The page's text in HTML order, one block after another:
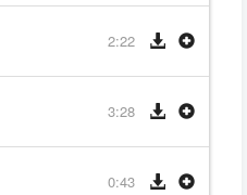
2:22
3:28
0:43